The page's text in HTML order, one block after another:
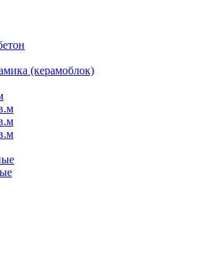
(керамоблок)